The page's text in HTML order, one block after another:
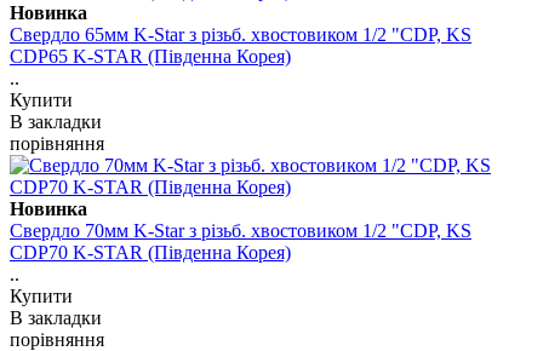
Новинка
Свердло 65мм K-Star з різьб. хвостовиком 1/2 "CDP, KS
CDP65 K-STAR (Південна Корея)
..
Купити
В закладки
порівняння
Новинка
Свердло 70мм K-Star з різьб. хвостовиком 1/2 "CDP, KS
CDP70 K-STAR (Південна Корея)
..
Купити
В закладки
порівняння